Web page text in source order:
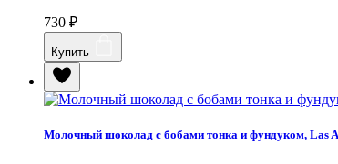
730 ₽
Купить
Молочный шоколад с бобами тонка и фундуком, Las